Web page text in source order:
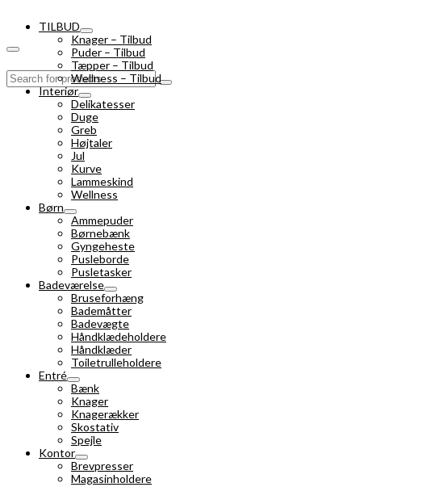
Search
for:
TILBUD
Knager – Tilbud
Puder – Tilbud
Tæpper – Tilbud
Wellness – Tilbud
Interiør
Delikatesser
Duge
Greb
Højtaler
Jul
Kurve
Lammeskind
Wellness
Børn
Ammepuder
Børnebænk
Gyngeheste
Pusleborde
Pusletasker
Badeværelse
Bruseforhæng
Bademåtter
Badevægte
Håndklædeholdere
Håndklæder
Toiletrulleholdere
Entré
Bænk
Knager
Knagerækker
Skostativ
Spejle
Kontor
Brevpresser
Magasinholdere